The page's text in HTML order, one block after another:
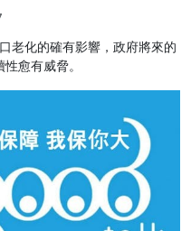
老化的確有影響，政府將來的
愈有威脅。